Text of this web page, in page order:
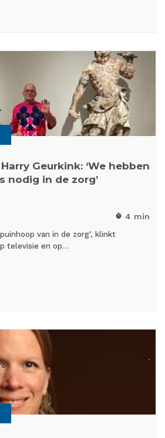
Geurkink: ‘We hebben
nodig in de zorg’
timer 4 min
van in de zorg', klinkt
televisie en op…